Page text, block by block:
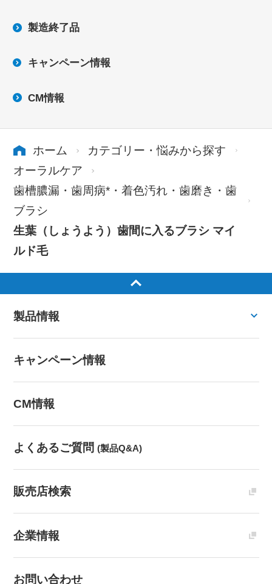
製造終了品
キャンペーン情報
CM情報
ホーム
カテゴリー・悩みから探す
オーラルケア
歯槽膿漏・歯周病*・着色汚れ・歯磨き・歯
ブラシ
生葉（しょうよう）歯間に入るブラシ マイ
ルド毛
製品情報
キャンペーン情報
CM情報
よくあるご質問 (製品Q&A)
販売店検索
企業情報
お問い合わせ